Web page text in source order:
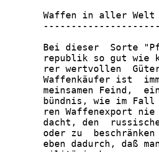
Waffen in aller
Bei dieser  Sorte
republik so gut wie
rer wertvollen
Waffenkäufer ist
meinsamen Feind,
bündnis, wie im
ren Waffenexport
dacht, den
oder zu
eben dadurch, daß